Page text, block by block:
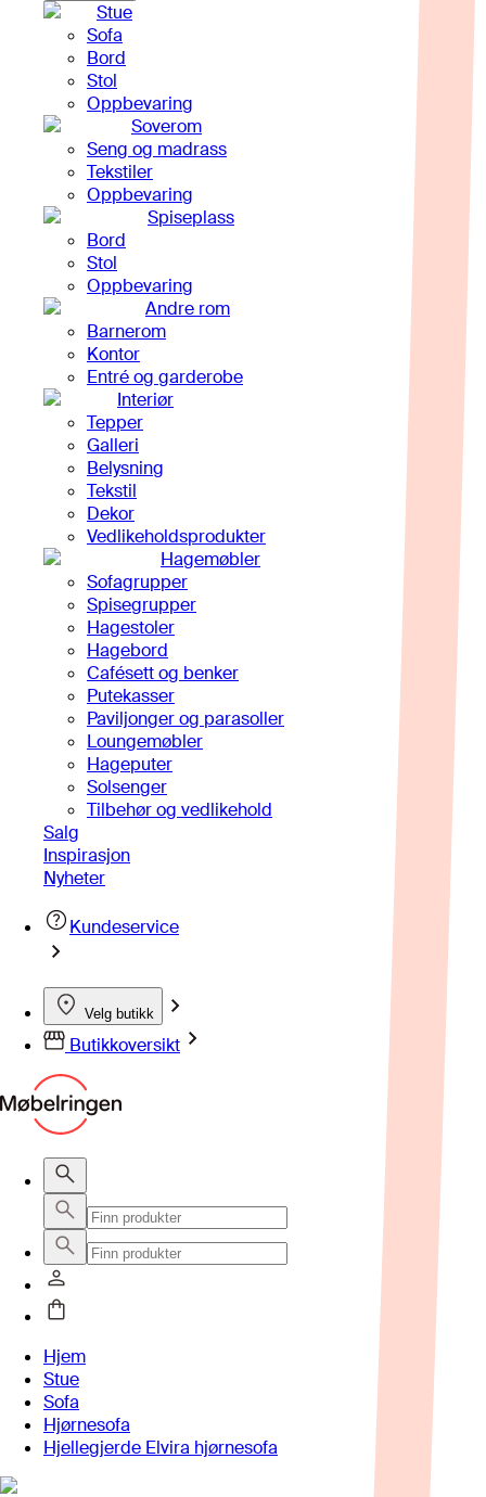
Stue
Sofa
Bord
Stol
Oppbevaring
Soverom
Seng og madrass
Tekstiler
Oppbevaring
Spiseplass
Bord
Stol
Oppbevaring
Andre rom
Barnerom
Kontor
Entré og garderobe
Interiør
Tepper
Galleri
Belysning
Tekstil
Dekor
Vedlikeholdsprodukter
Hagemøbler
Sofagrupper
Spisegrupper
Hagestoler
Hagebord
Cafésett og benker
Putekasser
Paviljonger og parasoller
Loungemøbler
Hageputer
Solsenger
Tilbehør og vedlikehold
Salg
Inspirasjon
Nyheter
Kundeservice
Velg butikk
Butikkoversikt
Hjem
Stue
Sofa
Hjørnesofa
Hjellegjerde Elvira hjørnesofa